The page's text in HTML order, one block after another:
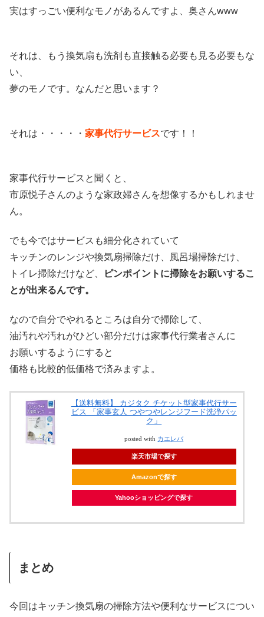
実はすっごい便利なモノがあるんですよ、奥さんwww
それは、もう換気扇も洗剤も直接触る必要も見る必要もな
い、
夢のモノです。なんだと思います？
それは・・・・・ 家事代行サービスです！！
家事代行サービスと聞くと、
市原悦子さんのような家政婦さんを想像するかもしれませ
ん。
でも今ではサービスも細分化されていて
キッチンのレンジや換気扇掃除だけ、風呂場掃除だけ、
トイレ掃除だけなど、
ピンポイントに掃除をお願いするこ
とが出来るんです。
なので自分でやれるところは自分で掃除して、
油汚れや汚れがひどい部分だけは家事代行業者さんに
お願いするようにすると
価格も比較的低価格で済みますよ。
【送料無料】 カジタク チケット型家事代行サー
ビス 「家事玄人 つやつやレンジフード洗浄パッ
ク」
posted with カエレバ
楽天市場で探す
Amazonで探す
Yahooショッピングで探す
まとめ
今回はキッチン換気扇の掃除方法や便利なサービスについ